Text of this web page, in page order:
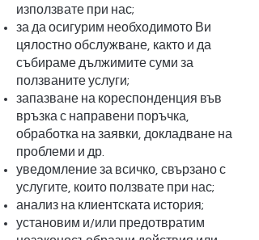
използвате при нас;
за да осигурим необходимото Ви
цялостно обслужване, както и да
събираме дължимите суми за
ползваните услуги;
запазване на кореспонденция във
връзка с направени поръчка,
обработка на заявки, докладване на
проблеми и др.
уведомление за всичко, свързано с
услугите, които ползвате при нас;
анализ на клиентската история;
установим и/или предотвратим